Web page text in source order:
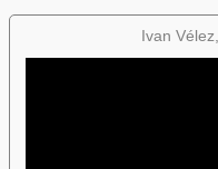
Ivan Vélez,